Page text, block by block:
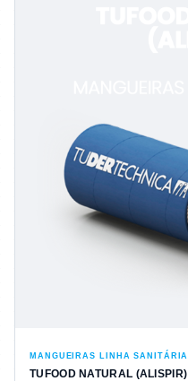
MANGUEIRAS LINHA SANITÁRIA
TUFOOD NATURAL (ALISPIR)